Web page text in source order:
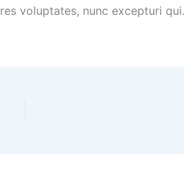
voluptates, nunc excepturi